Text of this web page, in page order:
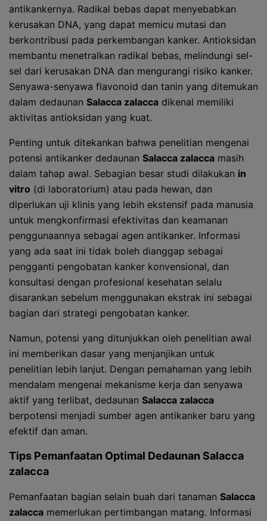
antikankernya. Radikal bebas dapat menyebabkan
kerusakan DNA, yang dapat memicu mutasi dan
berkontribusi pada perkembangan kanker. Antioksidan
membantu menetralkan radikal bebas, melindungi sel-
sel dari kerusakan DNA dan mengurangi risiko kanker.
Senyawa-senyawa flavonoid dan tanin yang ditemukan
dalam dedaunan Salacca zalacca dikenal memiliki
aktivitas antioksidan yang kuat.
Penting untuk ditekankan bahwa penelitian mengenai
potensi antikanker dedaunan Salacca zalacca masih
dalam tahap awal. Sebagian besar studi dilakukan in
vitro (di laboratorium) atau pada hewan, dan
diperlukan uji klinis yang lebih ekstensif pada manusia
untuk mengkonfirmasi efektivitas dan keamanan
penggunaannya sebagai agen antikanker. Informasi
yang ada saat ini tidak boleh dianggap sebagai
pengganti pengobatan kanker konvensional, dan
konsultasi dengan profesional kesehatan selalu
disarankan sebelum menggunakan ekstrak ini sebagai
bagian dari strategi pengobatan kanker.
Namun, potensi yang ditunjukkan oleh penelitian awal
ini memberikan dasar yang menjanjikan untuk
penelitian lebih lanjut. Dengan pemahaman yang lebih
mendalam mengenai mekanisme kerja dan senyawa
aktif yang terlibat, dedaunan Salacca zalacca
berpotensi menjadi sumber agen antikanker baru yang
efektif dan aman.
Tips Pemanfaatan Optimal Dedaunan Salacca
zalacca
Pemanfaatan bagian selain buah dari tanaman Salacca
zalacca memerlukan pertimbangan matang. Informasi